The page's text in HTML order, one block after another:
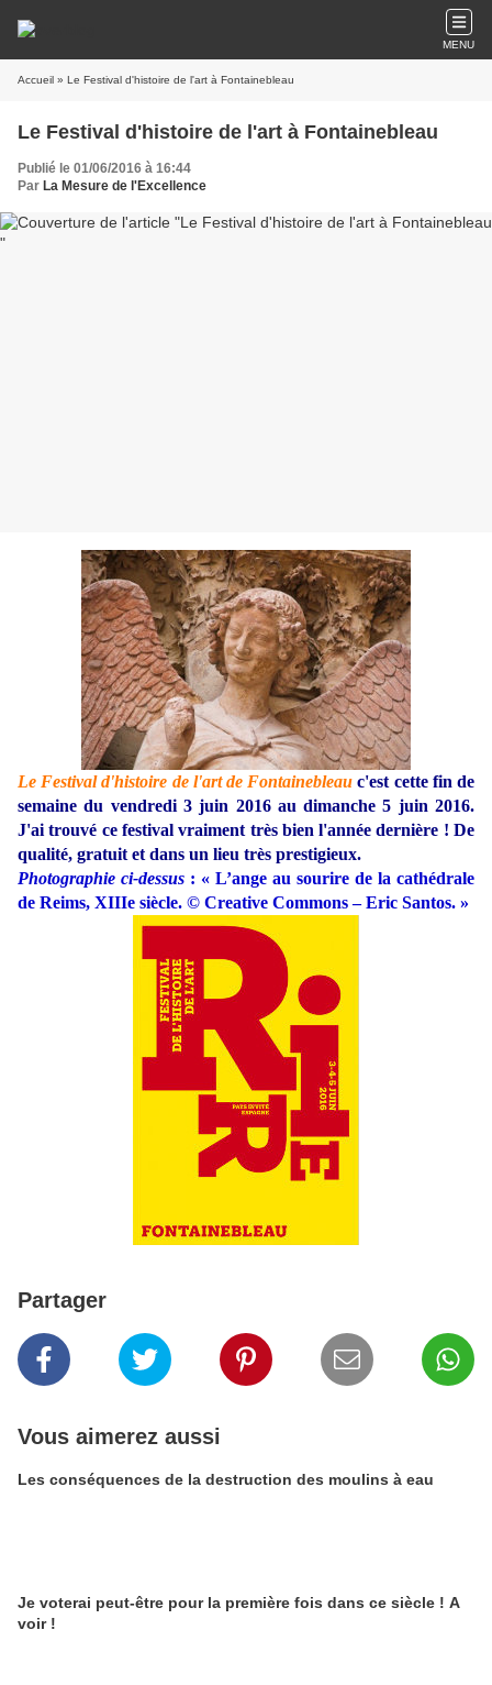
MENU
Accueil » Le Festival d'histoire de l'art à Fontainebleau
Le Festival d'histoire de l'art à Fontainebleau
Publié le 01/06/2016 à 16:44
Par La Mesure de l'Excellence
Le Festival d'histoire de l'art de Fontainebleau c'est cette fin de
semaine du vendredi 3 juin 2016 au dimanche 5 juin 2016.
J'ai trouvé ce festival vraiment très bien l'année dernière ! De
qualité, gratuit et dans un lieu très prestigieux.
Photographie ci-dessus : « L’ange au sourire de la cathédrale
de Reims, XIIIe siècle. © Creative Commons – Eric Santos. »
Partager
Vous aimerez aussi
Les conséquences de la destruction des moulins à eau
Je voterai peut-être pour la première fois dans ce siècle ! A
voir !